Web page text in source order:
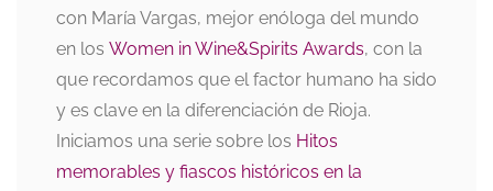
con María Vargas, mejor enóloga del mundo
en los Women in Wine&Spirits Awards, con la
que recordamos que el factor humano ha sido
y es clave en la diferenciación de Rioja.
Iniciamos una serie sobre los Hitos
memorables y fiascos históricos en la